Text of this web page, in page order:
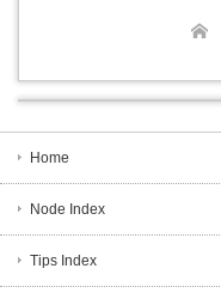
Home
Node Index
Tips Index